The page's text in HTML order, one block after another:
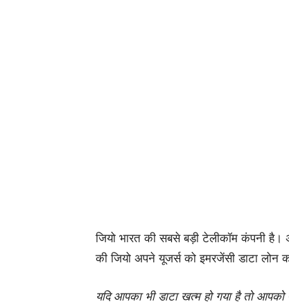
जियो भारत की सबसे बड़ी टेलीकॉम कंपनी
की जियो अपने यूजर्स को इमरजेंसी डाटा लोन
यदि आपका भी डाटा खत्म हो गया है तो